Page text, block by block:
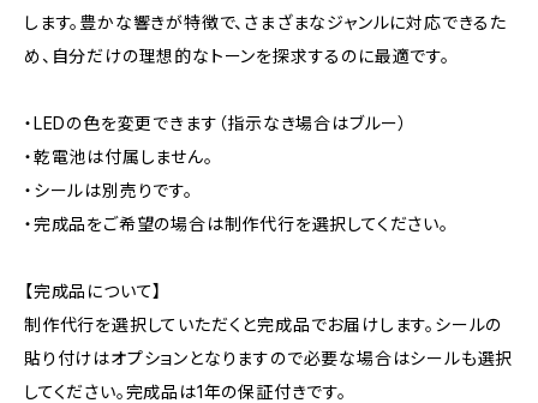
します。豊かな響きが特徴で、さまざまなジャンルに対応できるた
め、自分だけの理想的なトーンを探求するのに最適です。
・LEDの色を変更できます（指示なき場合はブルー）
・乾電池は付属しません。
・シールは別売りです。
・完成品をご希望の場合は制作代行を選択してください。
【完成品について】
制作代行を選択していただくと完成品でお届けします。シールの
貼り付けはオプションとなりますので必要な場合はシールも選択
してください。完成品は1年の保証付きです。